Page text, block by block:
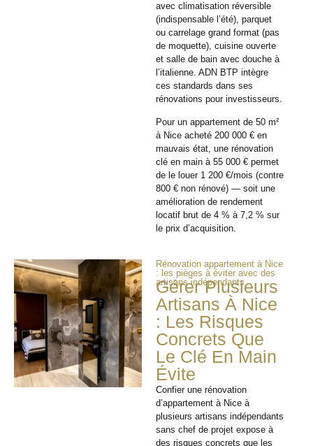
avec climatisation réversible
(indispensable l’été), parquet
ou carrelage grand format (pas
de moquette), cuisine ouverte
et salle de bain avec douche à
l’italienne. ADN BTP intègre
ces standards dans ses
rénovations pour investisseurs.
Pour un appartement de 50 m²
à Nice acheté 200 000 € en
mauvais état, une rénovation
clé en main à 55 000 € permet
de le louer 1 200 €/mois (contre
800 € non rénové) — soit une
amélioration de rendement
locatif brut de 4 % à 7,2 % sur
le prix d’acquisition.
Rénovation appartement à Nice
: les pièges à éviter avec des
artisans indépendants
Gérer Plusieurs
Artisans À Nice
: Les Risques
Concrets Que
Le Clé En Main
Évite
Confier une rénovation
d’appartement à Nice à
plusieurs artisans indépendants
sans chef de projet expose à
des risques concrets que les